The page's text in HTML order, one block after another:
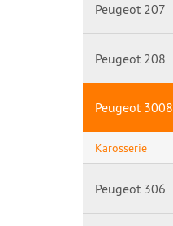
Peugeot 207
Peugeot 208
Peugeot 3008
Karosserie
Peugeot 306